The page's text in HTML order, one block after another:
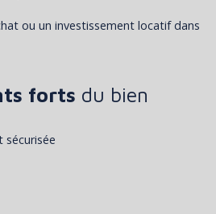
ou un investissement locatif dans
forts du bien
sécurisée